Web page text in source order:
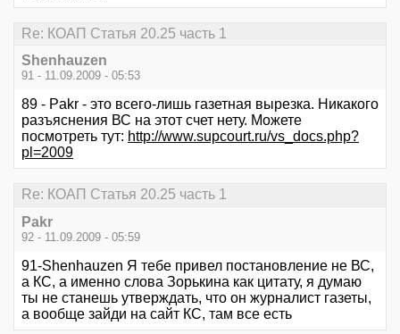
Re: КОАП Статья 20.25 часть 1
Shenhauzen
91 - 11.09.2009 - 05:53
89 - Pakr - это всего-лишь газетная вырезка. Никакого
разъяснения ВС на этот счет нету. Можете
посмотреть тут: http://www.supcourt.ru/vs_docs.php?
pl=2009
Re: КОАП Статья 20.25 часть 1
Pakr
92 - 11.09.2009 - 05:59
91-Shenhauzen Я тебе привел постановление не ВС,
а КС, а именно слова Зорькина как цитату, я думаю
ты не станешь утверждать, что он журналист газеты,
а вообще зайди на сайт КС, там все есть